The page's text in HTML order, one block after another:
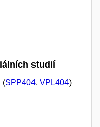
studií
(SPP404, VPL404)